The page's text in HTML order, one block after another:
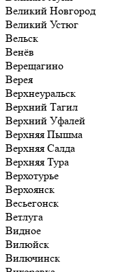
Великий Новгород
Великий Устюг
Вельск
Венёв
Верещагино
Верея
Верхнеуральск
Верхний Тагил
Верхний Уфалей
Верхняя Пышма
Верхняя Салда
Верхняя Тура
Верхотурье
Верхоянск
Весьегонск
Ветлуга
Видное
Вилюйск
Вилючинск